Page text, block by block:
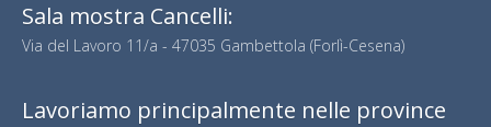
Sala mostra Cancelli:
Via del Lavoro 11/a - 47035 Gambettola (Forlì-Cesena)
Lavoriamo principalmente nelle province